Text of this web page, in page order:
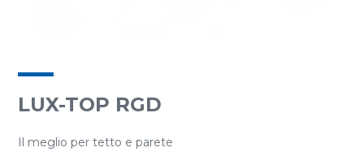
LUX-TOP RGD
Il meglio per tetto e parete